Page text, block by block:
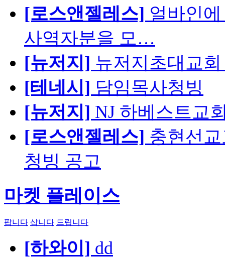
[로스앤젤레스] 얼바인
사역자분을 모…
[뉴저지] 뉴저지초대교
[테네시] 담임목사청빙
[뉴저지] NJ 하베스트교
[로스앤젤레스] 충현선
청빙 공고
마켓 플레이스
팝니다 삽니다 드립니다
[하와이] dd